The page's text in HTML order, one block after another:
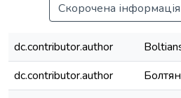
Скорочена
dc.contributor.author
dc.contributor.author